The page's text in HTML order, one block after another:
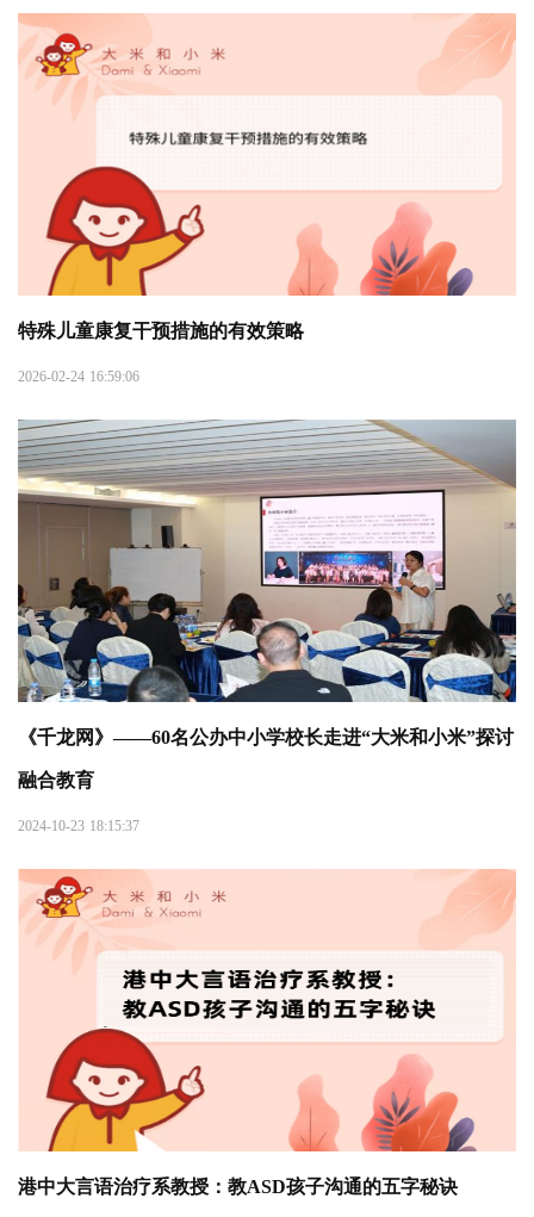
特殊儿童康复干预措施的有效策略
2026-02-24 16:59:06
《千龙网》——60名公办中小学校长走进“大米和小米”探讨
融合教育
2024-10-23 18:15:37
港中大言语治疗系教授：教ASD孩子沟通的五字秘诀